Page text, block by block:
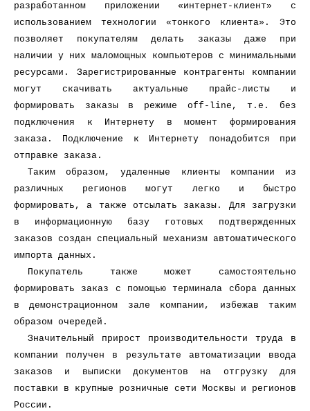
разработанном приложении «интернет-клиент» с
использованием технологии «тонкого клиента». Это
позволяет покупателям делать заказы даже при
наличии у них маломощных компьютеров с минимальными
ресурсами. Зарегистрированные контрагенты компании
могут скачивать актуальные прайс-листы и
формировать заказы в режиме off-line, т.е. без
подключения к Интернету в момент формирования
заказа. Подключение к Интернету понадобится при
отправке заказа.
Таким образом, удаленные клиенты компании из
различных регионов могут легко и быстро
формировать, а также отсылать заказы. Для загрузки
в информационную базу готовых подтвержденных
заказов создан специальный механизм автоматического
импорта данных.
Покупатель также может самостоятельно
формировать заказ с помощью терминала сбора данных
в демонстрационном зале компании, избежав таким
образом очередей.
Значительный прирост производительности труда в
компании получен в результате автоматизации ввода
заказов и выписки документов на отгрузку для
поставки в крупные розничные сети Москвы и регионов
России.